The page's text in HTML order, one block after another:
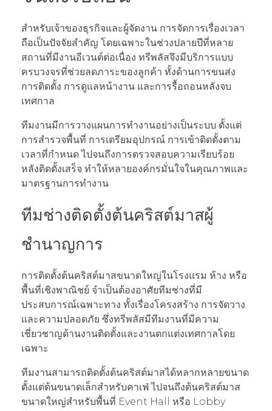
สำหรับเจ้าของธุรกิจและผู้จัดงาน การจัดการเรื่องเวลา
ถือเป็นปัจจัยสำคัญ โดยเฉพาะในช่วงปลายปีที่หลาย
สถานที่มีงานอีเวนต์ต่อเนื่อง ทรีพลัสจึงมีบริการแบบ
ครบวงจรที่ช่วยลดภาระของลูกค้า ทั้งด้านการขนส่ง
การติดตั้ง การดูแลหน้างาน และการรื้อถอนหลังจบ
เทศกาล
ทีมงานมีการวางแผนการทำงานอย่างเป็นระบบ ตั้งแต่
การสำรวจพื้นที่ การเตรียมอุปกรณ์ การเข้าติดตั้งตาม
เวลาที่กำหนด ไปจนถึงการตรวจสอบความเรียบร้อย
หลังติดตั้งเสร็จ ทำให้หลายองค์กรมั่นใจในคุณภาพและ
มาตรฐานการทำงาน
ทีมช่างติดตั้งต้นคริสต์มาสผู้
ชำนาญการ
การติดตั้งต้นคริสต์มาสขนาดใหญ่ในโรงแรม ห้าง หรือ
พื้นที่เชิงพาณิชย์ จำเป็นต้องอาศัยทีมช่างที่มี
ประสบการณ์เฉพาะทาง ทั้งเรื่องโครงสร้าง การจัดวาง
และความปลอดภัย ซึ่งทรีพลัสมีทีมงานที่มีความ
เชี่ยวชาญด้านงานติดตั้งและงานตกแต่งเทศกาลโดย
เฉพาะ
ทีมงานสามารถติดตั้งต้นคริสต์มาสได้หลากหลายขนาด
ตั้งแต่ต้นขนาดเล็กสำหรับคาเฟ่ ไปจนถึงต้นคริสต์มาส
ขนาดใหญ่สำหรับพื้นที่ Event Hall หรือ Lobby